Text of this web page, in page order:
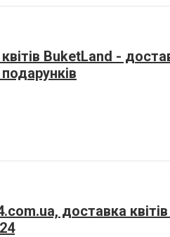
BuketLand -
подарунків
доставка квітів